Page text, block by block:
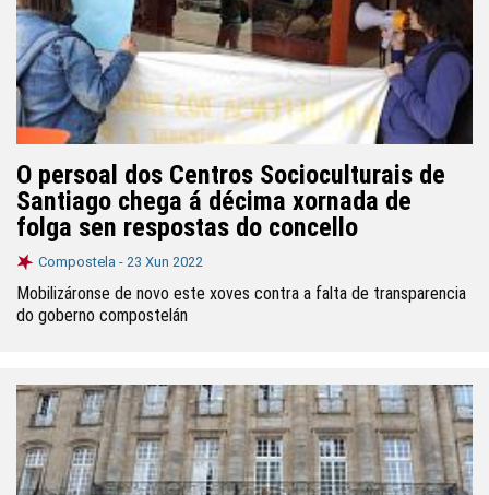
O persoal dos Centros Socioculturais de
Santiago chega á décima xornada de
folga sen respostas do concello
Compostela - 23 Xun 2022
Mobilizáronse de novo este xoves contra a falta de transparencia
do goberno compostelán